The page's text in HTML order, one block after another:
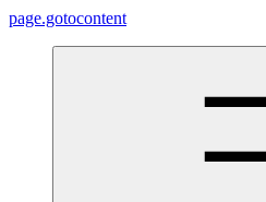
page.gotocontent